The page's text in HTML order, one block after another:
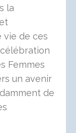
la
vie de ces
Femmes
un avenir
de